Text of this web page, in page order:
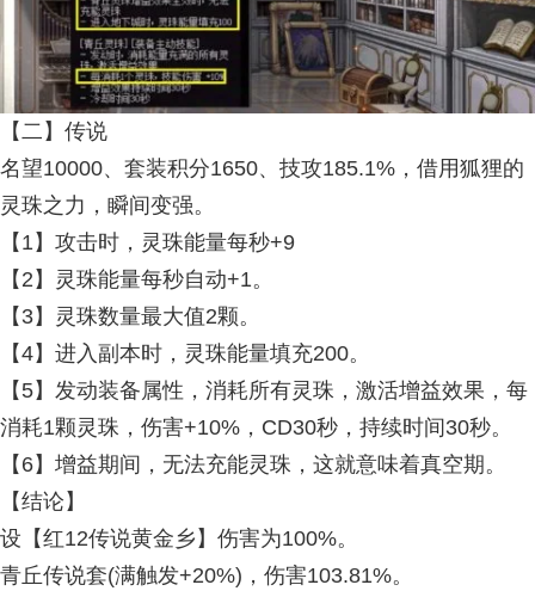
【二】传说
名望10000、套装积分1650、技攻185.1%，借用狐狸的
灵珠之力，瞬间变强。
【1】攻击时，灵珠能量每秒+9
【2】灵珠能量每秒自动+1。
【3】灵珠数量最大值2颗。
【4】进入副本时，灵珠能量填充200。
【5】发动装备属性，消耗所有灵珠，激活增益效果，每
消耗1颗灵珠，伤害+10%，CD30秒，持续时间30秒。
【6】增益期间，无法充能灵珠，这就意味着真空期。
【结论】
设【红12传说黄金乡】伤害为100%。
青丘传说套(满触发+20%)，伤害103.81%。